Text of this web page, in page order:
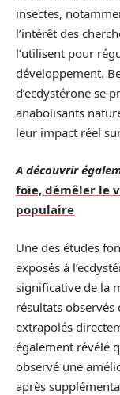
insectes,
l’intérêt des
l’utilisent pour
développement.
d’ecdystérone se
anabolisants
leur impact réel
A découvrir
foie, démêler le
populaire
Une des études
exposés à
significative de la
résultats observés
extrapolés
également révélé
observé une
après